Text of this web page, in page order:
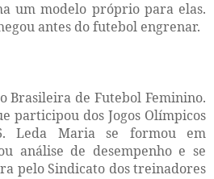
um modelo próprio para elas.
antes do futebol engrenar.
Brasileira de Futebol Feminino.
participou dos Jogos Olímpicos
Leda Maria se formou em
análise de desempenho e se
pelo Sindicato dos treinadores